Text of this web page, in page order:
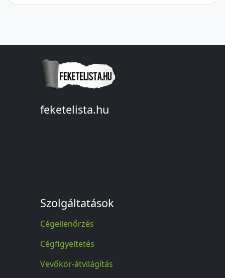
feketelista.hu
Szolgáltatások
Cégellenőrzés
Cégfigyeltetés
Vevőkör-átvilágítás